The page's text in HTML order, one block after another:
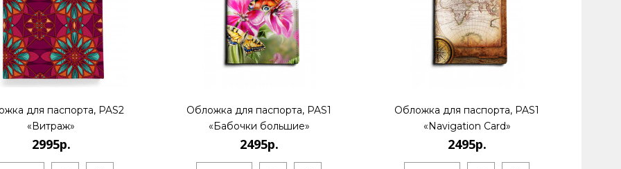
для паспорта, PAS2
«Витраж»
2995р.
Обложка для паспорта, PAS1
«Бабочки большие»
2495р.
Обложка для паспорта, PAS1
«Navigation Card»
2495р.